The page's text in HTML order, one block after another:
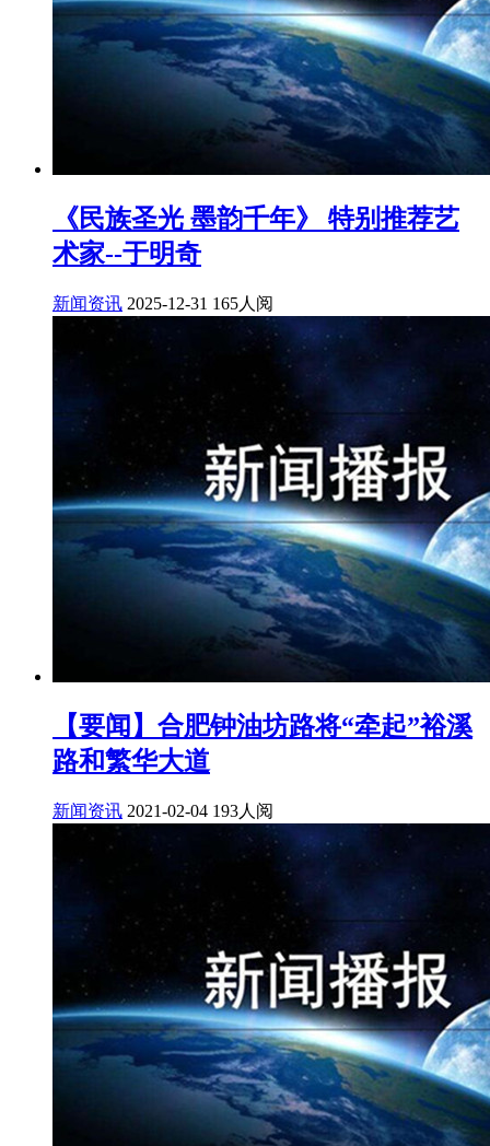
《民族圣光 墨韵千年》 特别推荐艺
术家--于明奇
新闻资讯 2025-12-31 165人阅
【要闻】合肥钟油坊路将“牵起”裕溪
路和繁华大道
新闻资讯 2021-02-04 193人阅